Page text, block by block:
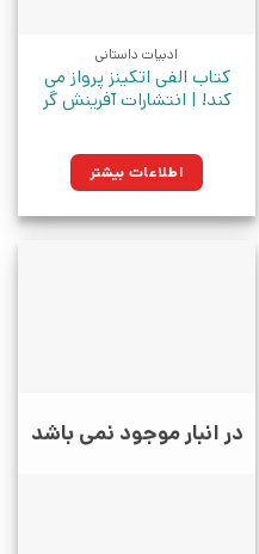
ادبیات داستانی
کتاب الفی اتکینز پرواز می
کند! | انتشارات آفرینش گر
اطلاعات بیشتر
در انبار موجود نمی باشد